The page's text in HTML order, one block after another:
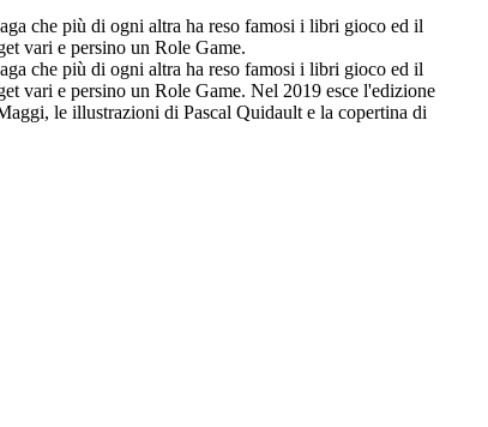
che più di ogni altra ha reso famosi i libri gioco ed il
vari e persino un Role Game.
che più di ogni altra ha reso famosi i libri gioco ed il
vari e persino un Role Game. Nel 2019 esce l'edizione
le illustrazioni di Pascal Quidault e la copertina di